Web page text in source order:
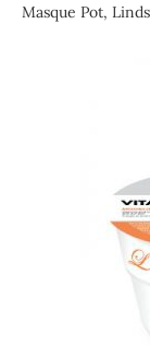
Masque Pot,